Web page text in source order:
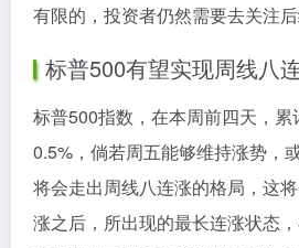
有限的，投资者仍然需要去关注后
标普500有望实现周线八
标普500指数，在本周前四天，累
0.5%，倘若周五能够维持涨势，
将会走出周线八连涨的格局，这
涨之后，所出现的最长连涨状态